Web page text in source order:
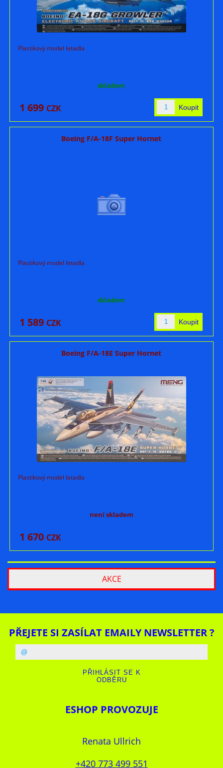
Plastikový model letadla
skladem
1 699 CZK
Boeing F/A-18F Super Hornet
Plastikový model letadla
skladem
1 589 CZK
Boeing F/A-18E Super Hornet
Plastikový model letadla
není skladem
1 670 CZK
AKCE
PŘEJETE SI ZASÍLAT EMAILY NEWSLETTER ?
ESHOP PROVOZUJE
Renata Ullrich
+420 773 499 551